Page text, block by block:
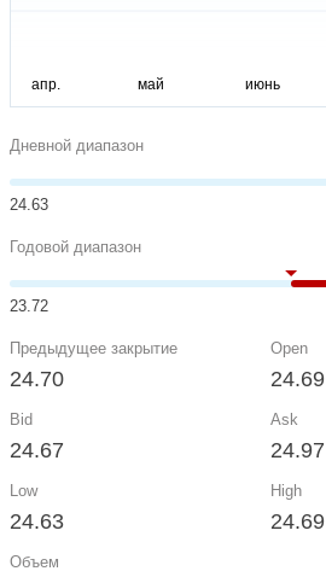
Дневной диапазон
24.63
Годовой диапазон
23.72
Предыдущее закрытие
24.70
Open
24.69
Bid
24.67
Ask
24.97
Low
24.63
High
24.69
Объем